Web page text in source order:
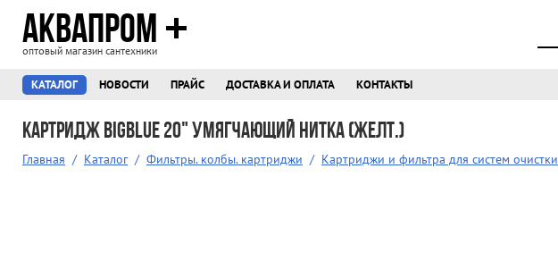
АКВАПРОМ
оптовый магазин сантехники
КАТАЛОГ НОВОСТИ ПРАЙС ДОСТАВКА И ОПЛАТА КОНТАКТЫ
Картридж BigBlue 20" умягчающий НИТКА (желт.)
Главная / Каталог / Фильтры. колбы. картриджи / Картриджи и фильтра для систем очистки